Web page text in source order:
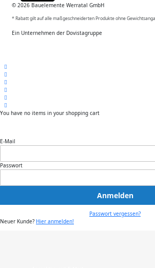
© 2026 Bauelemente Werratal GmbH
* Rabatt gilt auf alle maßgeschneiderten Produkte ohne
Ein Unternehmen der Dovistagruppe
You have no items in your shopping cart
E-Mail
Passwort
Anmelden
Passwort vergessen?
Neuer Kunde? Hier anmelden!